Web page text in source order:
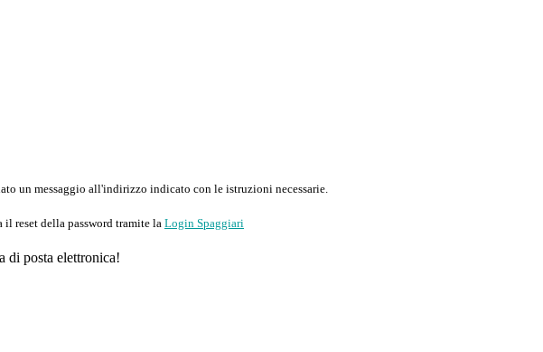
un messaggio all'indirizzo indicato con le istruzioni necessarie.
il reset della password tramite la Login Spaggiari
di posta elettronica!